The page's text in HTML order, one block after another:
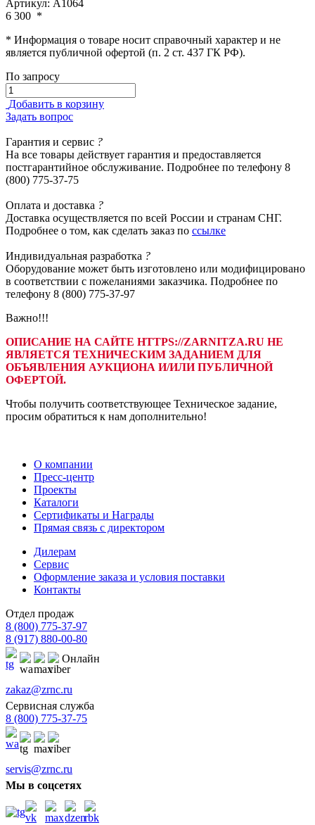
Артикул: А1064
6 300 *
* Информация о товаре носит справочный характер и не
является публичной офертой (п. 2 ст. 437 ГК РФ).
По запросу
Добавить в корзину
Задать вопрос
Гарантия и сервис ?
На все товары действует гарантия и предоставляется
постгарантийное обслуживание. Подробнее по телефону 8
(800) 775-37-75
Оплата и доставка ?
Доставка осуществляется по всей России и странам СНГ.
Подробнее о том, как сделать заказ по ссылке
Индивидуальная разработка ?
Оборудование может быть изготовлено или модифицировано
в соответствии с пожеланиями заказчика. Подробнее по
телефону 8 (800) 775-37-97
Важно!!!
ОПИСАНИЕ НА САЙТЕ HTTPS://ZARNITZA.RU НЕ
ЯВЛЯЕТСЯ ТЕХНИЧЕСКИМ ЗАДАНИЕМ ДЛЯ
ОБЪЯВЛЕНИЯ АУКЦИОНА И/ИЛИ ПУБЛИЧНОЙ
ОФЕРТОЙ.
Чтобы получить соответствующее Техническое задание,
просим обратиться к нам дополнительно!
О компании
Пресс-центр
Проекты
Каталоги
Сертификаты и Награды
Прямая связь с директором
Дилерам
Сервис
Оформление заказа и условия поставки
Контакты
Отдел продаж
8 (800) 775-37-97
8 (917) 880-00-80
Онлайн
zakaz@zrnc.ru
Сервисная служба
8 (800) 775-37-75
servis@zrnc.ru
Мы в соцсетях